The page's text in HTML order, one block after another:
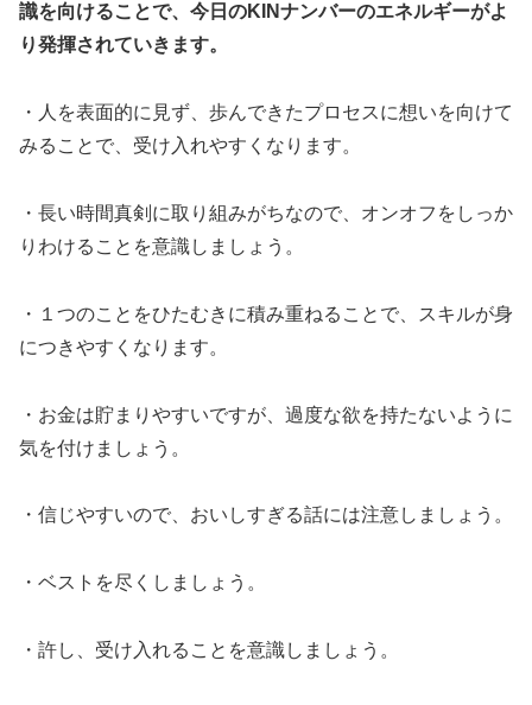
識を向けることで、今日のKINナンバーのエネルギーがよ
り発揮されていきます。
・人を表面的に見ず、歩んできたプロセスに想いを向けて
みることで、受け入れやすくなります。
・長い時間真剣に取り組みがちなので、オンオフをしっか
りわけることを意識しましょう。
・１つのことをひたむきに積み重ねることで、スキルが身
につきやすくなります。
・お金は貯まりやすいですが、過度な欲を持たないように
気を付けましょう。
・信じやすいので、おいしすぎる話には注意しましょう。
・ベストを尽くしましょう。
・許し、受け入れることを意識しましょう。